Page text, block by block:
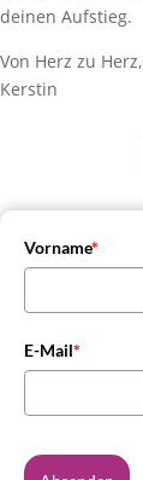
deinen Aufstieg.
Von Herz zu Herz,
Kerstin
Vorname*
E-Mail*